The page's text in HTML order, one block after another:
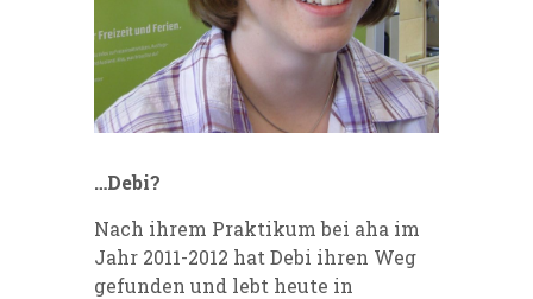
…Debi?
Nach ihrem Praktikum bei aha im
Jahr 2011-2012 hat Debi ihren Weg
gefunden und lebt heute in